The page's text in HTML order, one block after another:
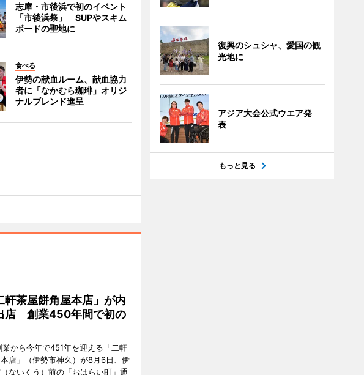
志摩・市後浜で初のイベント
「市後浜祭」 SUPやスキム
ボードの聖地に
食べる
伊勢の献血ルーム、献血協力
者に「なかむら珈琲」オリジ
ナルブレンド進呈
軒茶屋餅角屋本店」が内
店 創業450年間で初の
から今年で451年を迎える「二軒
店」（伊勢市神久）が8月6日、伊
ないくう）前の「おはらい町」通
復興のシュシャ、愛国の観
光地に
アジア大会公式ウエア発
表
もっと見る